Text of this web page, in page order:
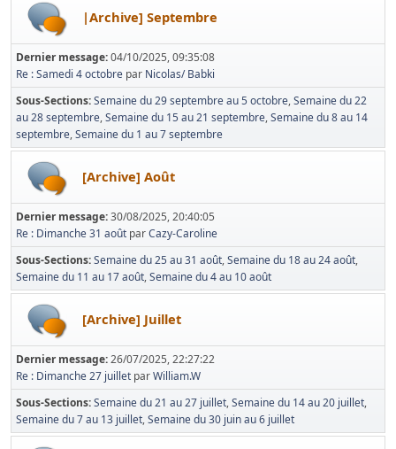
|Archive] Septembre
Dernier message:04/10/2025, 09:35:08
Re : Samedi 4 octobre par Nicolas/ Babki
Sous-Sections Semaine du 29 septembre au 5 octobre Semaine du 22
au 28 septembre Semaine du 15 au 21 septembre Semaine du 8 au 14
septembre Semaine du 1 au 7 septembre
[Archive] Août
Dernier message:30/08/2025, 20:40:05
Re : Dimanche 31 août parCazy-Caroline
Sous-Sections Semaine du 25 au 31 août Semaine du 18 au 24 août
Semaine du 11 au 17 août Semaine du 4 au 10 août
[Archive] Juillet
Dernier message:26/07/2025, 22:27:22
Re : Dimanche 27 juillet parWilliam.W
Sous-Sections Semaine du 21 au 27 juillet Semaine du 14 au 20 juillet
Semaine du 7 au 13 juillet Semaine du 30 juin au 6 juillet